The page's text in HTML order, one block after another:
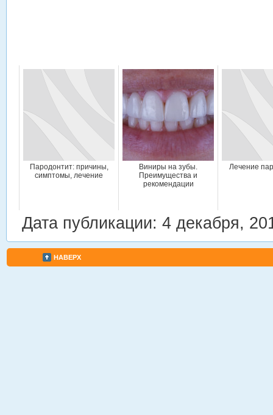
Пародонтит: причины,
симптомы, лечение
Виниры на зубы.
Преимущества и
рекомендации
Лечение
Дата публикации: 4 декабря,
НАВЕРХ